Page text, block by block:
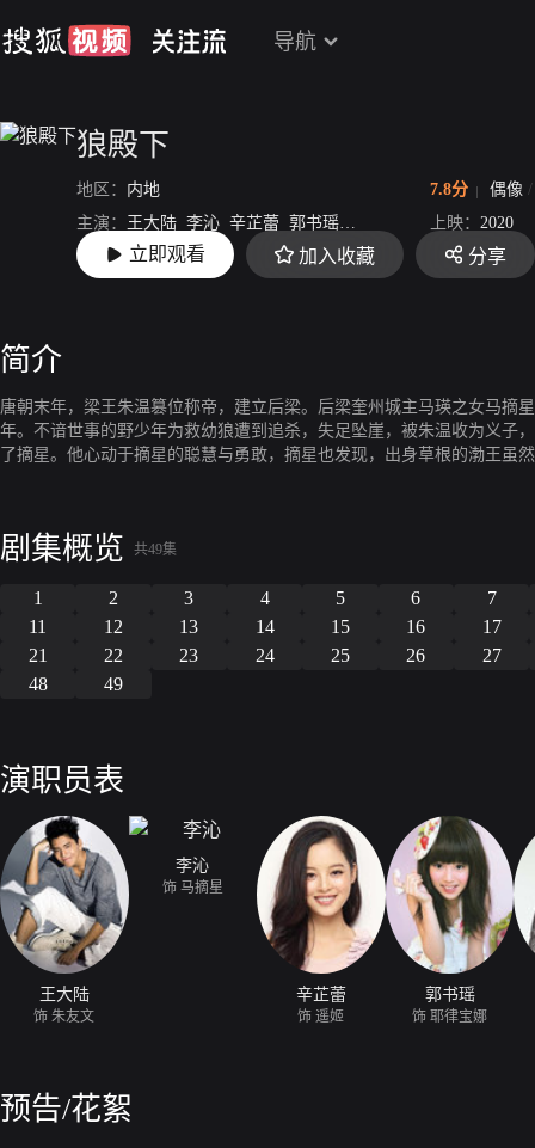
导航
狼殿下
地区： 内地 7.8分 偶像
主演：
王大陆 李沁 辛芷蕾 郭书瑶 林佑威 臧洪娜
上映： 2020
导演： 孟凡
立即观看 加入收藏 分享
简介
唐朝末年，梁王朱温篡位称帝，建立后梁。后梁奎州城主马瑛之女马摘
年。不谙世事的野少年为救幼狼遭到追杀，失足坠崖，被朱温收为义子
了摘星。他心动于摘星的聪慧与勇敢，摘星也发现，出身草根的渤王虽
自己的幸福。
剧集概览 共49集
1 2 3 4 5 6
7
11
12 13 14 15 16
17
21
22 23 24 25 26
27
48
49
演职员表
王大陆
饰 朱友文
李沁
饰 马摘星
辛芷蕾
饰 遥姬
郭书瑶
饰 耶律宝娜
预告/花絮